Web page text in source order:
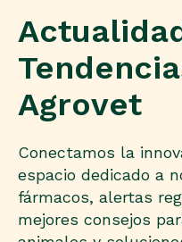
Agrovet
Conectamos la
espacio dedicado a
fármacos, alertas
mejores consejos